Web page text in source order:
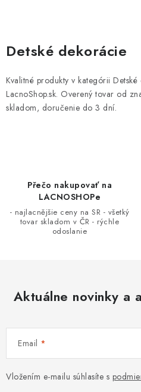
v
l
á
d
a
k
u
Detské dekorácie
Kvalitné produkty v kategórii
LacnoShop.sk. Overený tovar od
skladom, doručenie do 3 dní.
Přečo nakupovať na
LACNOSHOPe
- najlacnějšie ceny na SR - všetký
tovar skladom v ČR - rýchle
odoslanie
Aktuálne novinky a
Email
Vložením e-mailu súhlasíte s